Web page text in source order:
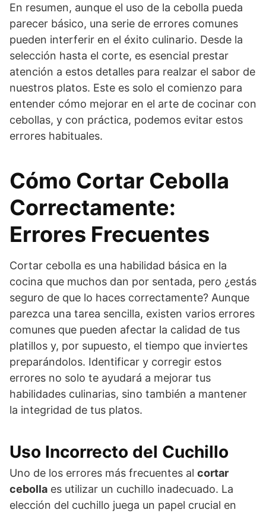
En resumen, aunque el uso de la cebolla pueda
parecer básico, una serie de errores comunes
pueden interferir en el éxito culinario. Desde la
selección hasta el corte, es esencial prestar
atención a estos detalles para realzar el sabor de
nuestros platos. Este es solo el comienzo para
entender cómo mejorar en el arte de cocinar con
cebollas, y con práctica, podemos evitar estos
errores habituales.
Cómo Cortar Cebolla
Correctamente:
Errores Frecuentes
Cortar cebolla es una habilidad básica en la
cocina que muchos dan por sentada, pero ¿estás
seguro de que lo haces correctamente? Aunque
parezca una tarea sencilla, existen varios errores
comunes que pueden afectar la calidad de tus
platillos y, por supuesto, el tiempo que inviertes
preparándolos. Identificar y corregir estos
errores no solo te ayudará a mejorar tus
habilidades culinarias, sino también a mantener
la integridad de tus platos.
Uso Incorrecto del Cuchillo
Uno de los errores más frecuentes al cortar
cebolla es utilizar un cuchillo inadecuado. La
elección del cuchillo juega un papel crucial en